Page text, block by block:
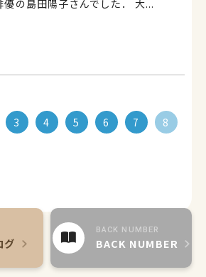
の島田陽子さんでした． 大...
3 4 5 6 7 8
グ
BACK NUMBER
BACK NUMBER